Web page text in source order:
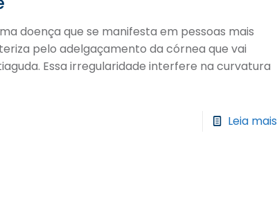
doença que se manifesta em pessoas mais
pelo adelgaçamento da córnea que vai
Essa irregularidade interfere na curvatura
Leia mais